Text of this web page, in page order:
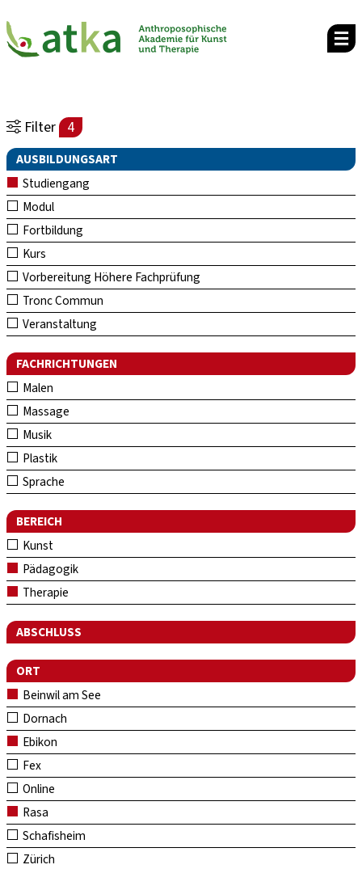
Filter 4
AUSBILDUNGSART
Studiengang
Modul
Fortbildung
Kurs
Vorbereitung Höhere Fachprüfung
Tronc Commun
Veranstaltung
FACHRICHTUNGEN
Malen
Massage
Musik
Plastik
Sprache
BEREICH
Kunst
Pädagogik
Therapie
ABSCHLUSS
ORT
Beinwil am See
Dornach
Ebikon
Fex
Online
Rasa
Schafisheim
Zürich